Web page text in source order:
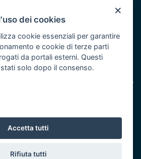
Civile Puglia
risorse del POR Puglia 2014/2020 -
×
dei cookies
cookie essenziali per garantire
e cookie di terze parti
da portali esterni. Questi
solo dopo il consenso.
Accetta tutti
Rifiuta tutti